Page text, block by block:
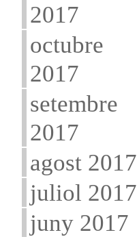
2017
octubre
2017
setembre
2017
agost 2017
juliol 2017
juny 2017